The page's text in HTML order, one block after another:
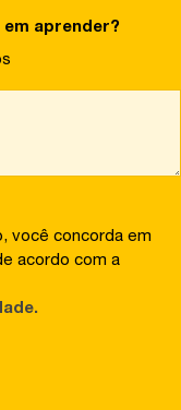
aprender?
você concorda em
acordo com a